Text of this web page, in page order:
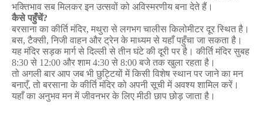
भक्तिभाव सब मिलकर इन उत्सवों को अविस्मरणीय बना देते हैं।
कैसे पहुँचें?
बरसाना का कीर्ति मंदिर, मथुरा से लगभग चालीस किलोमीटर दूर स्थित है।
बस, टैक्सी, निजी वाहन और ट्रेन के माध्यम से यहाँ पहुँचा जा सकता है।
यह मंदिर सड़क मार्ग से दिल्ली से तीन घंटे की दूरी पर है। कीर्ति मंदिर सुबह
8:30 से 12:00 और शाम4:30 से 8:00 बजे तक खुला रहता है।
तो अगली बार आप जब भी छुट्टियों में किसी विशेष स्थान पर जाने का मन
बनाएँ, तो बरसाना के कीर्ति मंदिर को अपनी सूची में अवश्य शामिल करें।
यहाँ का अनुभव मन में जीवनभर के लिए मीठी छाप छोड़ जाता है।